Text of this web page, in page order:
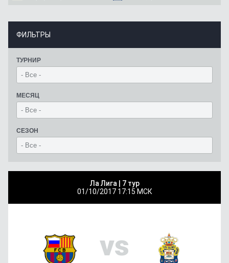
ФИЛЬТРЫ
ТУРНИР
МЕСЯЦ
СЕЗОН
Ла Лига | 7 тур
01/10/2017 17:15 МСК
vs